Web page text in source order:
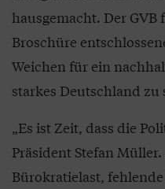
hausgemacht. Der
Broschüre
Weichen für ein
starkes Deutschland zu
„Es ist Zeit, dass die
Präsident Stefan
Bürokratielast,